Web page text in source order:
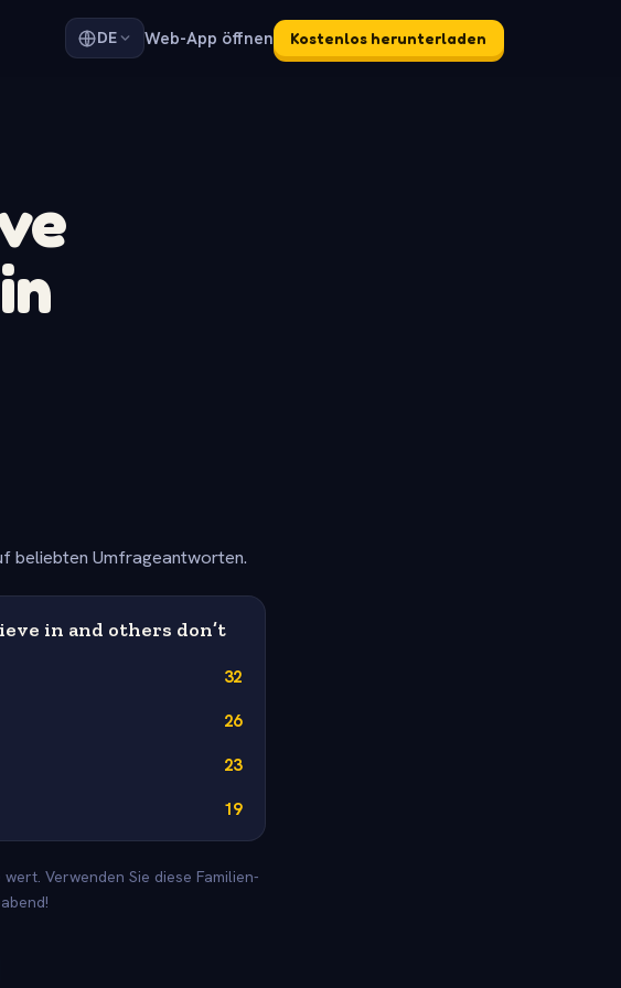
DE Web-App öffnen Kostenlos herunterladen
beliebten Umfrageantworten.
in and others don’t
32
26
23
19
Verwenden Sie diese Familien-